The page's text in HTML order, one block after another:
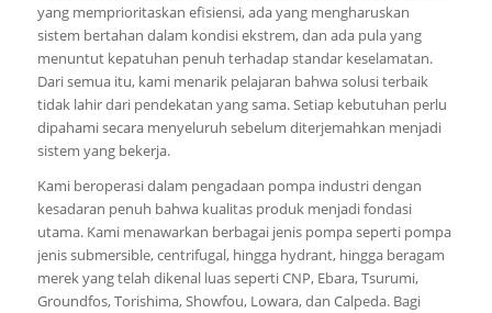
yang memprioritaskan efisiensi, ada yang mengharuskan
sistem bertahan dalam kondisi ekstrem, dan ada pula yang
menuntut kepatuhan penuh terhadap standar keselamatan.
Dari semua itu, kami menarik pelajaran bahwa solusi terbaik
tidak lahir dari pendekatan yang sama. Setiap kebutuhan perlu
dipahami secara menyeluruh sebelum diterjemahkan menjadi
sistem yang bekerja.
Kami beroperasi dalam pengadaan pompa industri dengan
kesadaran penuh bahwa kualitas produk menjadi fondasi
utama. Kami menawarkan berbagai jenis pompa seperti pompa
jenis submersible, centrifugal, hingga hydrant, hingga beragam
merek yang telah dikenal luas seperti CNP, Ebara, Tsurumi,
Groundfos, Torishima, Showfou, Lowara, dan Calpeda. Bagi